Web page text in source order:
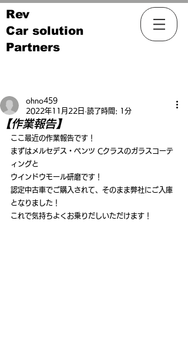
Rev
Car solution
Partners
【作業報告】
ohno459
2022年11月22日 読了時間: 1分
ここ最近の作業報告です！
まずはメルセデス・ベンツ Cクラスのガラスコーテ
ィングと
ウインドウモール研磨です！
認定中古車でご購入されて、そのまま弊社にご入庫
となりました！
これで気持ちよくお乗りだしいただけます！